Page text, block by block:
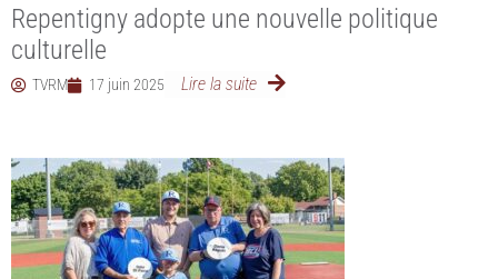
Repentigny adopte une nouvelle politique
culturelle
TVRM 17 juin 2025 Lire la suite